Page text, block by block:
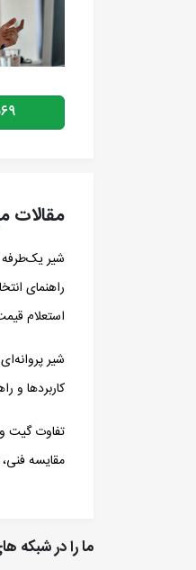
مقالات
راهنمای
استعلام
شیر
کاربردها و
تفاوت گیت
مقایسه
ما را در شبکه